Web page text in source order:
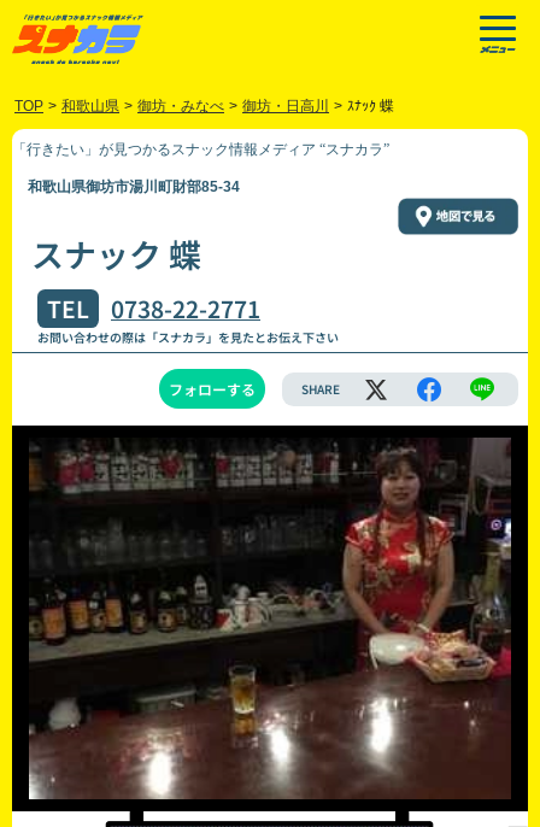
TOP > 和歌山県 > 御坊・みなべ > 御坊・日高川 > ｽﾅｯｸ 蝶
「行きたい」が見つかるスナック情報メディア “スナカラ”
和歌山県御坊市湯川町財部85-34
スナック 蝶
TEL 0738-22-2771
お問い合わせの際は「スナカラ」を見たとお伝え下さい
フォローする SHARE